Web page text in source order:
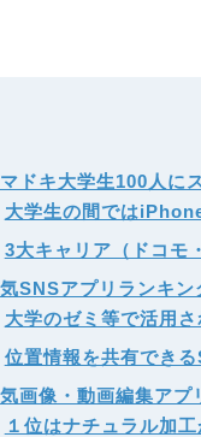
ドキ大学生100人に
大学生の間では
3大キャリア（ドコモ
気SNSアプリランキン
大学のゼミ等で活用
位置情報を共有でき
気画像・動画編集アプ
１位はナチュラル加